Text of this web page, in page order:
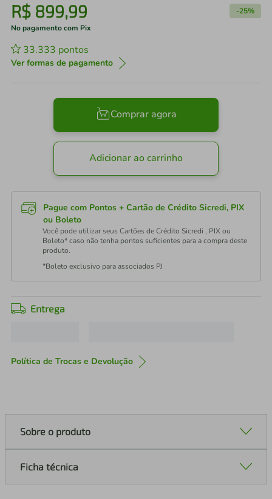
R$ 899,99 -25%
No pagamento com Pix
33.333 pontos
Ver formas de pagamento
Comprar agora
Adicionar ao carrinho
Pague com Pontos + Cartão de Crédito Sicredi, PIX
ou Boleto
Você pode utilizar seus Cartões de Crédito Sicredi , PIX ou
Boleto* caso não tenha pontos suficientes para a compra deste
produto.
*Boleto exclusivo para associados PJ
Entrega
Política de Trocas e Devolução
Sobre o produto
Ficha técnica